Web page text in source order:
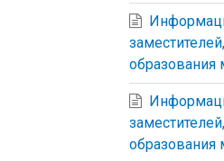
образования
образования